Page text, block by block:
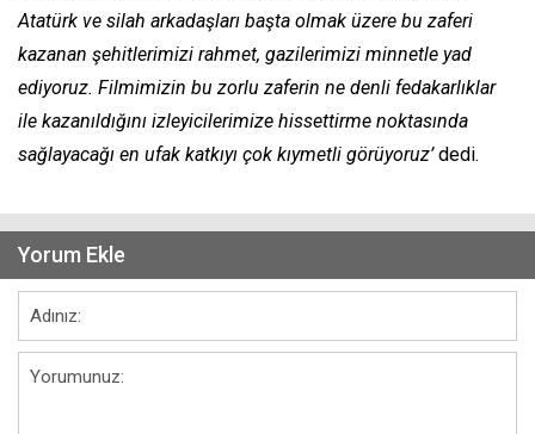
Atatürk ve silah arkadaşları başta olmak üzere bu zaferi
kazanan şehitlerimizi rahmet, gazilerimizi minnetle yad
ediyoruz. Filmimizin bu zorlu zaferin ne denli fedakarlıklar
ile kazanıldığını izleyicilerimize hissettirme noktasında
sağlayacağı en ufak katkıyı çok kıymetli görüyoruz’dedi.
Yorum Ekle